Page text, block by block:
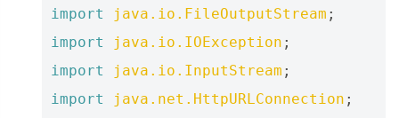
import
java.io.FileOutputStream ;
import
java.io.IOException ;
import
java.io.InputStream ;
import
java.net.HttpURLConnection ;